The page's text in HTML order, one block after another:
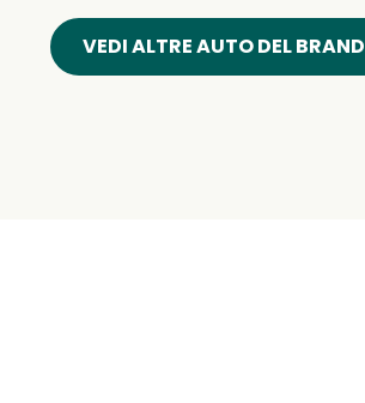
VEDI ALTRE AUTO DEL BRAND